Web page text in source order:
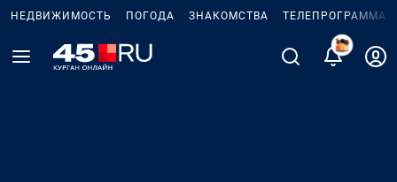
НЕДВИЖИМОСТЬ ПОГОДА ЗНАКОМСТВА ТЕЛЕПРОГРАММА